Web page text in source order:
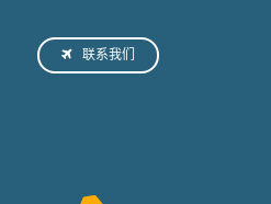
联系我们